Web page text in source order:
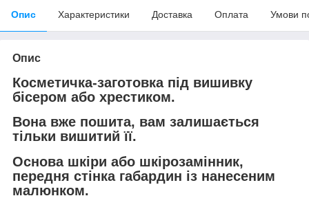
Опис Характеристики Доставка Оплата Умови
Опис
Косметичка-заготовка під вишивку
бісером або хрестиком.
Вона вже пошита, вам залишається
тільки вишитий її.
Основа шкіри або шкірозамінник,
передня стінка габардин із нанесеним
малюнком.